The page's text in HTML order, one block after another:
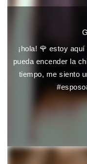
¡hola! 🌹 estoy
pueda encender la
tiempo, me siento